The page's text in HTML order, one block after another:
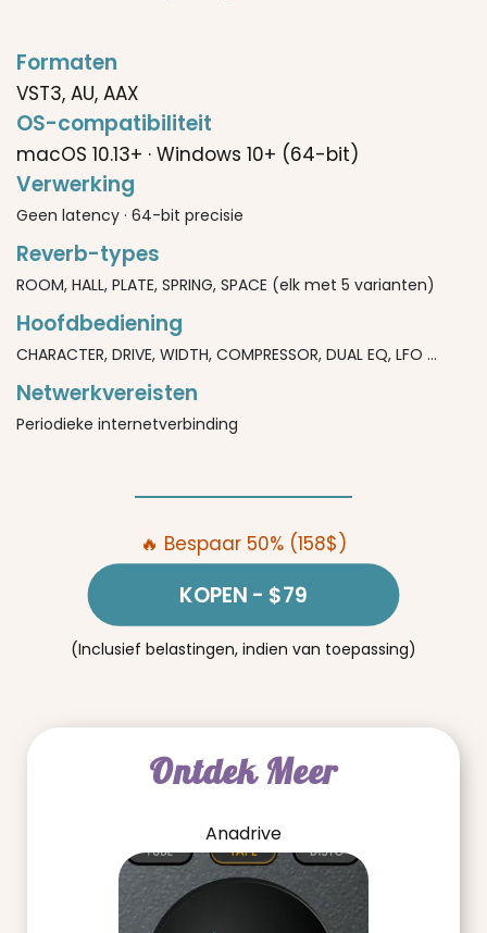
Formaten
VST3, AU, AAX
OS-compatibiliteit
macOS 10.13+ · Windows 10+ (64-bit)
Verwerking
Geen latency · 64-bit precisie
Reverb-types
ROOM, HALL, PLATE, SPRING, SPACE (elk met 5 varianten)
Hoofdbediening
CHARACTER, DRIVE, WIDTH, COMPRESSOR, DUAL EQ, LFO ...
Netwerkvereisten
Periodieke internetverbinding
🔥 Bespaar 50% (158$)
KOPEN - $79
(Inclusief belastingen, indien van toepassing)
Ontdek Meer
Anadrive